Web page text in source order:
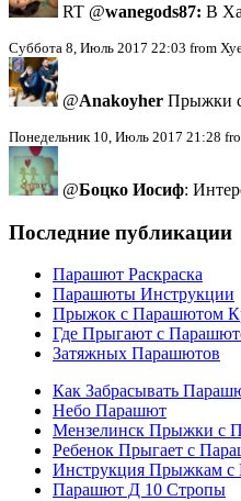
RT @wanegods87: В
Суббота 8, Июль 2017 22:03 from
@Anakoyher Прыжки
Понедельник 10, Июль 2017 21:28
@Боцко Иосиф:
Последние публикации
Парашют Раскраска
Парашюты Инструкции
Прыжок с Парашютом
Где Прыгают с
Затяжных Парашютов
Как Забрасывать
Небо Парашют
Мензелинск Прыжки с
Ребенок Прыгает с
Инструкция Прыжкам с
Парашют Д 10 Стропы